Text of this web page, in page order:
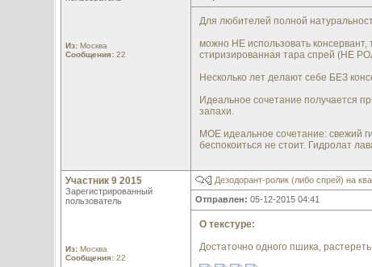
Из:Москва
Сообщения:22
Для любителей полной
можно НЕ использовать
стиризированная тара спрей (НЕ
Несколько лет делают себе БЕЗ
Идеальное сочетание получается
запахи.
МОЕ идеальное сочетание: свежий
беспокоиться не стоит. Гидролат
Участник 9 2015
Зарегистрированный
пользователь
Из:Москва
Сообщения:22
Дезодорант-ролик (либо спрей) на
Отправлен: 05-12-2015 04:41
О текстуре:
Достаточно одного пшика,